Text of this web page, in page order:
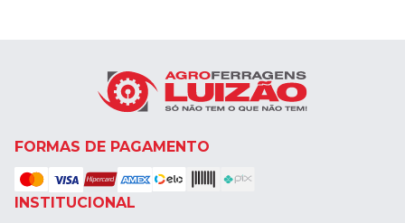
FORMAS DE PAGAMENTO
INSTITUCIONAL